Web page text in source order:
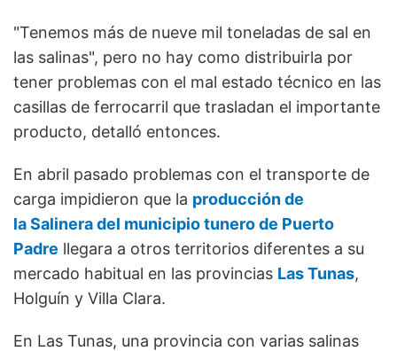
"Tenemos más de nueve mil toneladas de sal en
las salinas", pero no hay como distribuirla por
tener problemas con el mal estado técnico en las
casillas de ferrocarril que trasladan el importante
producto, detalló entonces.
En abril pasado problemas con el transporte de
carga impidieron que la producción de
la Salinera del municipio tunero de Puerto
Padre llegara a otros territorios diferentes a su
mercado habitual en las provincias Las Tunas,
Holguín y Villa Clara.
En Las Tunas, una provincia con varias salinas